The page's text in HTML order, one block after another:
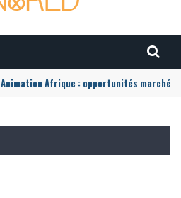
Animation Afrique : opportunités marché